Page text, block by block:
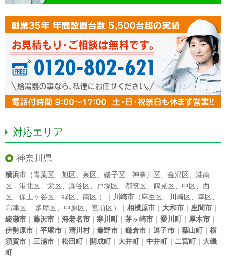
対応エリア
神奈川県
横浜市 （青葉区 旭区 泉区 磯子区 神奈川区 金沢区
港南
区
港北区 栄区 瀬谷区 戸塚区 都筑区 鶴見区 中区
西
区
保土ヶ谷区 緑区 南区 ）｜ 川崎市 （麻生区 川崎区 幸区
高津区
多摩区 中原区 宮前区）｜ 相模原市 ｜ 大和市 ｜ 座間市 ｜
綾瀬市 ｜ 藤沢市 ｜ 海老名市 ｜ 寒川町｜ 茅ヶ崎市 ｜ 愛川町｜ 厚木市 ｜
伊勢原市 ｜ 平塚市 ｜ 清川村｜ 秦野市 ｜ 鎌倉市 ｜ 逗子市 ｜ 葉山町｜ 横
須賀市 ｜ 三浦市 ｜ 松田町｜ 開成町｜ 大井町｜ 中井町｜ 二宮町｜ 大磯
町